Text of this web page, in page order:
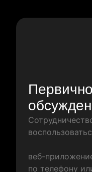
веб-
по телефону